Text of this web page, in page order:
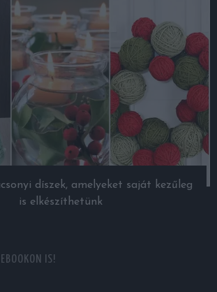
díszek, amelyeket saját kezűleg
is elkészíthetünk
IS!